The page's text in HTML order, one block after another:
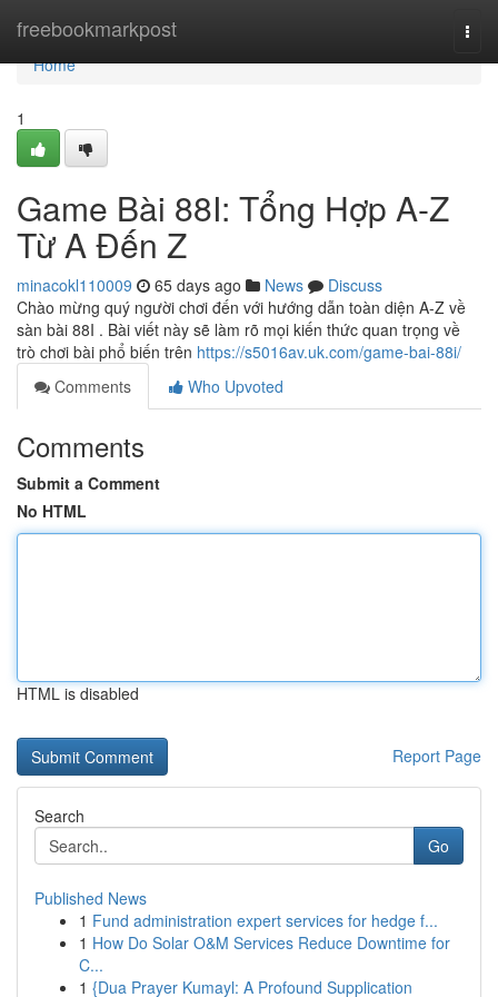
freebookmarkpost
Home
Home
1
Game Bài 88I: Tổng Hợp A-Z
Từ A Đến Z
minacokl110009 65 days ago News
Discuss
Chào mừng quý người chơi đến với hướng dẫn toàn diện A-Z về
sàn bài 88I . Bài viết này sẽ làm rõ mọi kiến thức quan trọng về
trò chơi bài phổ biến trên https://s5016av.uk.com/game-bai-88i/
Comments
Who Upvoted
Comments
Submit a Comment
No HTML
HTML is disabled
Report Page
Search
Go
Published News
1 Fund administration expert services for hedge f...
1 How Do Solar O&M Services Reduce Downtime for
C...
1 {Dua Prayer Kumayl: A Profound Supplication